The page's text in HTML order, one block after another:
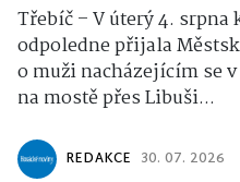
Třebíč – V úterý 4.
odpoledne přijala
o muži nacházejícím se
na mostě přes Libuši...
REDAKCE 30. 07. 2026